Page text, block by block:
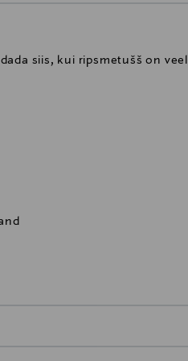
siis, kui ripsmetušš on veel